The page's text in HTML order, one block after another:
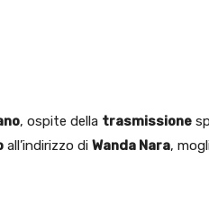
, ospite della trasmissione
all’indirizzo di Wanda Nara,